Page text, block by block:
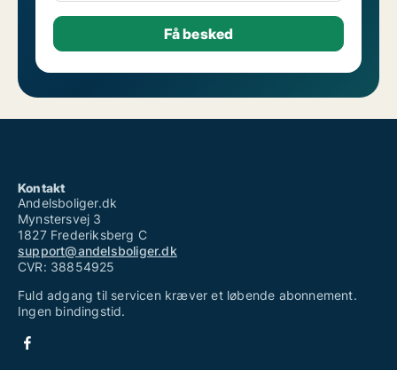
Kontakt
Andelsboliger.dk
Mynstersvej 3
1827 Frederiksberg C
support@andelsboliger.dk
CVR: 38854925
Fuld adgang til servicen kræver et løbende abonnement.
Ingen bindingstid.